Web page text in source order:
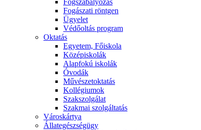
Fogászati röntgen
Ügyelet
Védőoltás program
Oktatás
Egyetem, Főiskola
Középiskolák
Alapfokú iskolák
Óvodák
Művészetoktatás
Kollégiumok
Szakszolgálat
Szakmai szolgáltatás
Városkártya
Állategészségügy